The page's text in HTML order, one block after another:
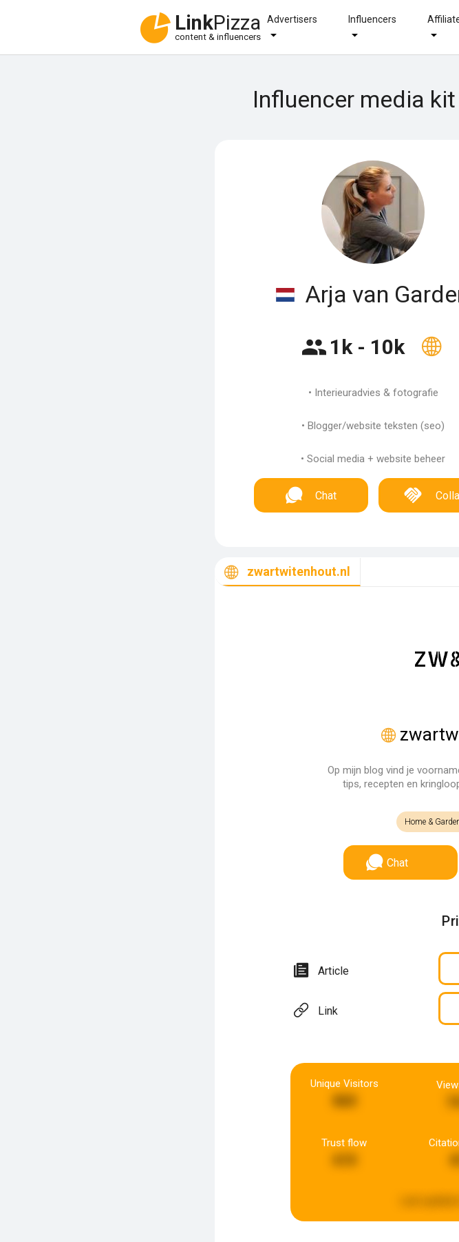
LinkPizza
content & influencers
Advertisers Influencers
Influencer media
Arja van
1k - 10k
• Interieuradvies & fotografie
• Blogger/website teksten (seo)
• Social media + website beheer
Chat
zwartwitenhout.nl
Op mijn blog vind je
tips, recepten en
Home &
Chat
Article
Link
Unique Visitors
860
Trust flow